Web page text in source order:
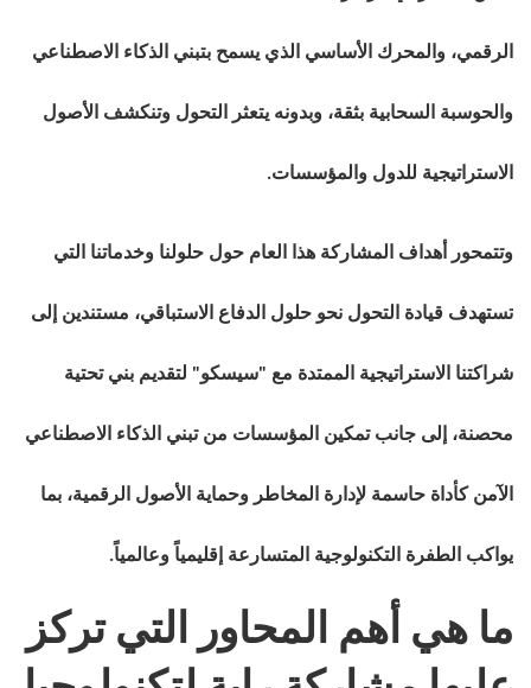
الرقمي، والمحرك الأساسي الذي يسمح بتبني الذكاء الاصطناعي
والحوسبة السحابية بثقة، وبدونه يتعثر التحول وتنكشف الأصول
الاستراتيجية للدول والمؤسسات.
وتتمحور أهداف المشاركة هذا العام حول حلولنا وخدماتنا التي
تستهدف قيادة التحول نحو حلول الدفاع الاستباقي، مستندين إلى
شراكتنا الاستراتيجية الممتدة مع "سيسكو" لتقديم بني تحتية
محصنة، إلى جانب تمكين المؤسسات من تبني الذكاء الاصطناعي
الآمن كأداة حاسمة لإدارة المخاطر وحماية الأصول الرقمية، بما
يواكب الطفرة التكنولوجية المتسارعة إقليمياً وعالمياً.
ما هي أهم المحاور التي تركز